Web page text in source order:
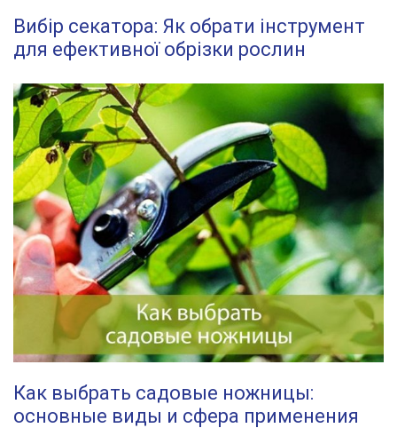
Вибір секатора: Як обрати інструмент
для ефективної обрізки рослин
Как выбрать садовые ножницы:
основные виды и сфера применения